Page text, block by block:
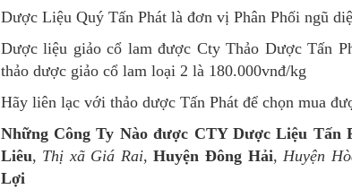
Dược Liệu Quý Tấn Phát là đơn vị Phân Phối ngũ
Dược liệu giảo cổ lam được Cty Thảo Dược Tấn
thảo dược giảo cổ lam loại 2 là 180.000vnđ/kg
Hãy liên lạc với thảo dược Tấn Phát để chọn mua
Những Công Ty Nào được CTY Dược Liệu
Liêu, Thị xã Giá Rai,Huyện Đông Hải,Huyện
Lợi